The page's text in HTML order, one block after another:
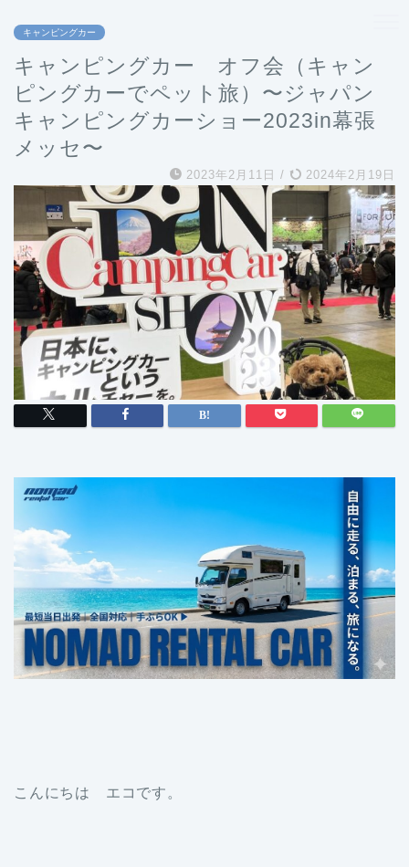
キャンピングカー
キャンピングカー オフ会（キャン
ピングカーでペット旅）〜ジャパン
キャンピングカーショー2023in幕張
メッセ〜
2023年2月11日 / 2024年2月19日
こんにちは エコです。